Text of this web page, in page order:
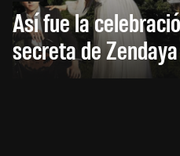
Así fue la
secreta de